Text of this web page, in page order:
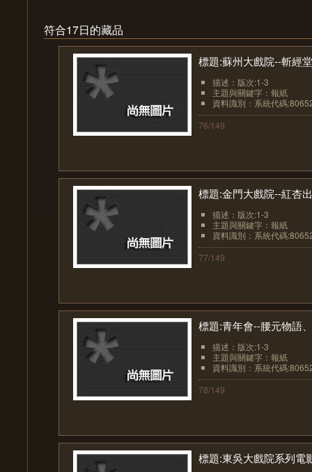
符合17日的藏品
標題:蘇州大戲院--斬經
描述：版次:1-3
主題與關鍵字：報紙
資料識別：系統代碼
76/149
標題:金門大戲院--紅杏
描述：版次:1-3
主題與關鍵字：報紙
資料識別：系統代碼
77/149
標題:青年會--腰元物語
描述：版次:1-3
主題與關鍵字：報紙
資料識別：系統代碼
78/149
標題:東吳大戲院系列電